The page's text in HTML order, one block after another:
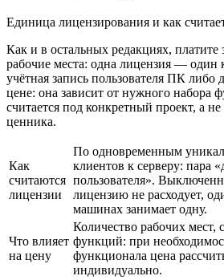
Единица лицензирования и как
Как и в остальных редакциях, платите
рабочие места: одна лицензия — один
учётная запись пользователя ПК
цене: она зависит от нужного набора
считается под конкретный проект, а
ценника.
Как
считаются
лицензии
По одновременным
клиентов к серверу: пара
пользователя».
лицензию не расходует,
машинах занимает одну.
Что влияет
на цену
Количество рабочих мест,
функций: при
функционала цена
индивидуально.